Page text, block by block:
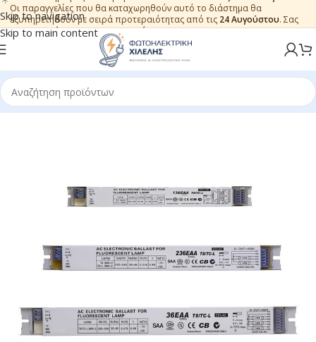
Skip to navigation
Skip to main content
Οι παραγγελίες που θα καταχωρηθούν αυτό το διάστημα θα
εξυπηρετηθούν με σειρά προτεραιότητας από τις 24 Αυγούστου. Σας
ευχαριστούμε για την εμπιστοσύνη.